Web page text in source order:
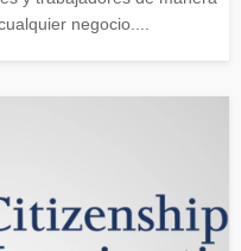
negocio....